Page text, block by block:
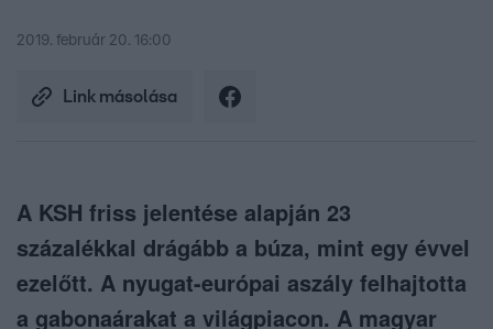
2019. február 20. 16:00
Link másolása
A KSH friss jelentése alapján 23
százalékkal drágább a búza, mint egy évvel
ezelőtt. A nyugat-európai aszály felhajtotta
a gabonaárakat a világpiacon. A magyar